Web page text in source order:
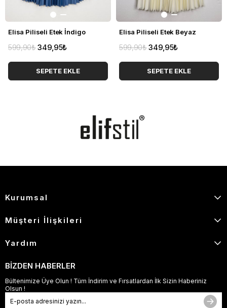
Elisa Piliseli Etek İndigo
349,95₺
599,90₺
SEPETE EKLE
Elisa Piliseli Etek Beyaz
349,95₺
599,90₺
SEPETE EKLE
Kurumsal
Müşteri İlişkileri
Yardım
BİZDEN HABERLER
Bültenimize Üye Olun ! Tüm İndirim ve Fırsatlardan İlk Sizin Haberiniz
Olsun !